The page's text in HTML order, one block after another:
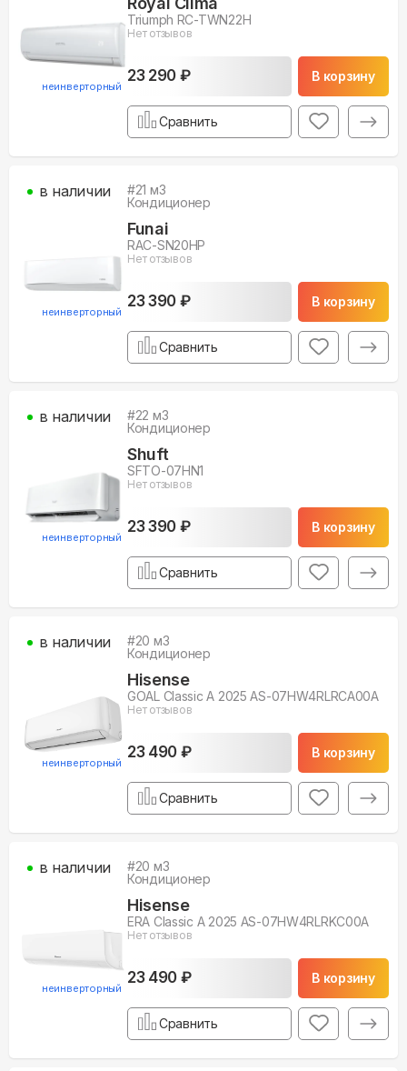
неинверторный
Triumph RC-TWN22H
Нет отзывов
23 290 ₽ В корзину
Сравнить
неинверторный
#21 м3
Кондиционер
Funai
RAC-SN20HP
Нет отзывов
23 390 ₽ В корзину
в наличии
Сравнить
неинверторный
#22 м3
Кондиционер
Shuft
SFTO-07HN1
Нет отзывов
23 390 ₽ В корзину
в наличии
Сравнить
неинверторный
#20 м3
Кондиционер
Hisense
GOAL Classic A 2025 AS-07HW4RLRCA00A
Нет отзывов
23 490 ₽ В корзину
в наличии
Сравнить
неинверторный
#20 м3
Кондиционер
Hisense
ERA Classic A 2025 AS-07HW4RLRKC00A
Нет отзывов
23 490 ₽ В корзину
в наличии
Сравнить